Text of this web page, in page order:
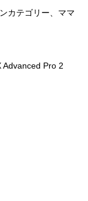
カテゴリー、ママ
Advanced Pro 2